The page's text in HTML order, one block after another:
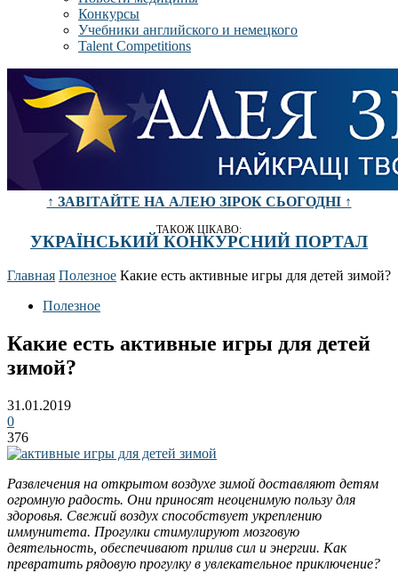
Конкурсы
Учебники английского и немецкого
Talent Competitions
↑ ЗАВІТАЙТЕ НА АЛЕЮ ЗІРОК СЬОГОДНІ ↑
ТАКОЖ ЦІКАВО:
УКРАЇНСЬКИЙ КОНКУРСНИЙ ПОРТАЛ
Главная Полезное Какие есть активные игры для детей зимой?
Полезное
Какие есть активные игры для детей
зимой?
31.01.2019
0
376
Развлечения на открытом воздухе зимой доставляют детям
огромную радость. Они приносят неоценимую пользу для
здоровья. Свежий воздух способствует укреплению
иммунитета. Прогулки стимулируют мозговую
деятельность, обеспечивают прилив сил и энергии. Как
превратить рядовую прогулку в увлекательное приключение?